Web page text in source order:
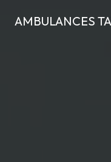
AMBULANCES